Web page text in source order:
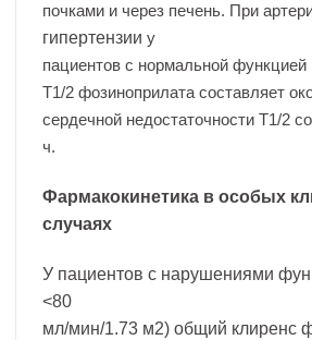
почками и через печень. При
гипертензии у
пациентов с нормальной функцией
T1/2 фозиноприлата составляет
сердечной недостаточности T1/2
ч.
Фармакокинетика в особых
случаях
У пациентов с нарушениями
<80
мл/мин/1.73 м2) общий клиренс